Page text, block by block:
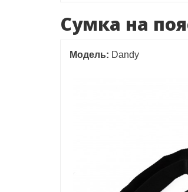
Сумка на
Модель: Dandy